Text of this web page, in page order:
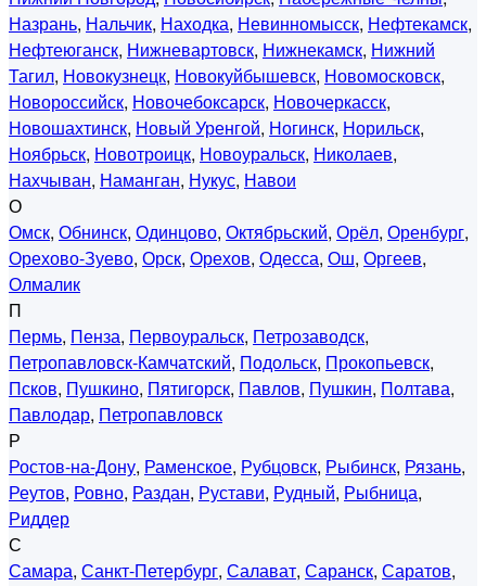
Назрань, Нальчик, Находка, Невинномысск, Нефтекамск,
Нефтеюганск, Нижневартовск, Нижнекамск, Нижний
Тагил, Новокузнецк, Новокуйбышевск, Новомосковск,
Новороссийск, Новочебоксарск, Новочеркасск,
Новошахтинск, Новый Уренгой, Ногинск, Норильск,
Ноябрьск, Новотроицк, Новоуральск, Николаев,
Нахчыван, Наманган, Нукус, Навои
О
Омск, Обнинск, Одинцово, Октябрьский, Орёл, Оренбург,
Орехово-Зуево, Орск, Орехов, Одесса, Ош, Оргеев,
Олмалик
П
Пермь, Пенза, Первоуральск, Петрозаводск,
Петропавловск-Камчатский, Подольск, Прокопьевск,
Псков, Пушкино, Пятигорск, Павлов, Пушкин, Полтава,
Павлодар, Петропавловск
Р
Ростов-на-Дону, Раменское, Рубцовск, Рыбинск, Рязань,
Реутов, Ровно, Раздан, Рустави, Рудный, Рыбница,
Риддер
С
Самара, Санкт-Петербург, Салават, Саранск, Саратов,